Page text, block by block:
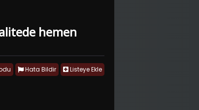
hemen
Listeye Ekle
Hata Bildir